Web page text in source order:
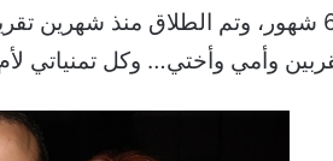
منفصلين منذ 6 شهور، وتم الطلاق منذ
وأمي وأختي… وكل تمنياتي لأم